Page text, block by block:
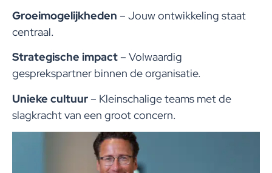
Groeimogelijkheden – Jouw ontwikkeling staat
centraal.
Strategische impact – Volwaardig
gesprekspartner binnen de organisatie.
Unieke cultuur – Kleinschalige teams met de
slagkracht van een groot concern.